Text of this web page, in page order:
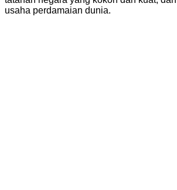
usaha perdamaian dunia.